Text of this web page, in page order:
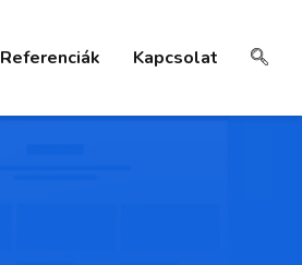
Referenciák Kapcsolat